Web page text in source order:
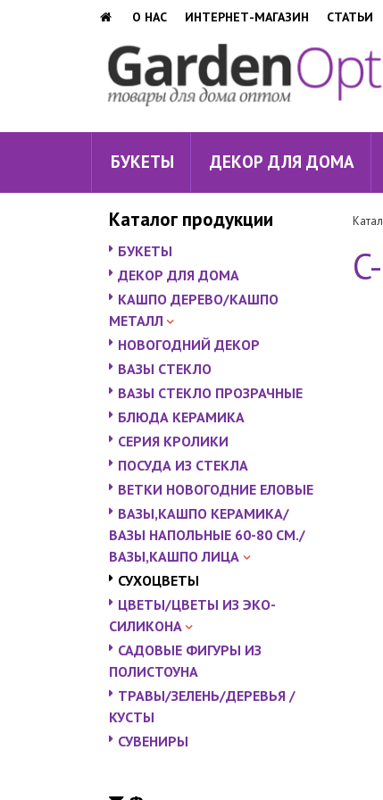
О НАС ИНТЕРНЕТ-МАГАЗИН СТАТЬИ
БУКЕТЫ ДЕКОР ДЛЯ ДОМА
Каталог продукции
БУКЕТЫ
ДЕКОР ДЛЯ ДОМА
КАШПО ДЕРЕВО/КАШПО
МЕТАЛЛ
НОВОГОДНИЙ ДЕКОР
ВАЗЫ СТЕКЛО
ВАЗЫ СТЕКЛО ПРОЗРАЧНЫЕ
БЛЮДА КЕРАМИКА
СЕРИЯ КРОЛИКИ
ПОСУДА ИЗ СТЕКЛА
ВЕТКИ НОВОГОДНИЕ ЕЛОВЫЕ
ВАЗЫ,КАШПО КЕРАМИКА/
ВАЗЫ НАПОЛЬНЫЕ 60-80 СМ./
ВАЗЫ,КАШПО ЛИЦА
СУХОЦВЕТЫ
ЦВЕТЫ/ЦВЕТЫ ИЗ ЭКО-
СИЛИКОНА
САДОВЫЕ ФИГУРЫ ИЗ
ПОЛИСТОУНА
ТРАВЫ/ЗЕЛЕНЬ/ДЕРЕВЬЯ /
КУСТЫ
СУВЕНИРЫ